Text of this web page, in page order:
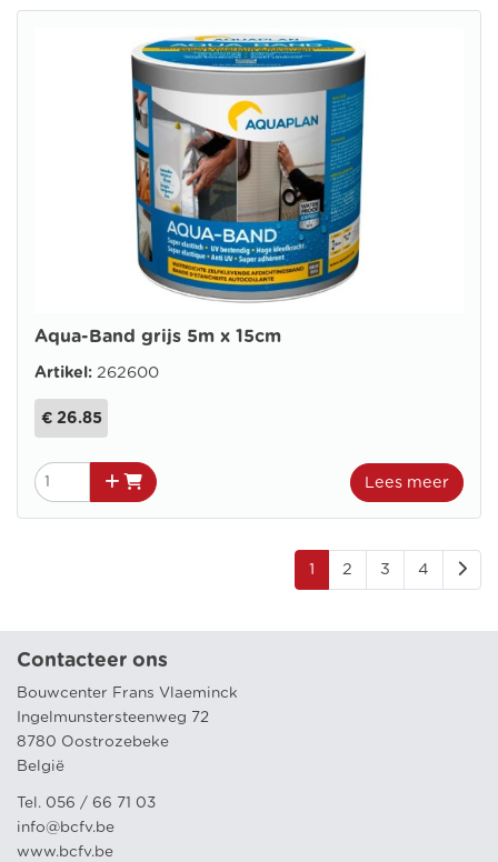
Aqua-Band grijs 5m x 15cm
Artikel: 262600
€ 26.85
Lees meer
1 2 3 4
Contacteer ons
Bouwcenter Frans Vlaeminck
Ingelmunstersteenweg 72
8780 Oostrozebeke
België
Tel. 056 / 66 71 03
info@bcfv.be
www.bcfv.be